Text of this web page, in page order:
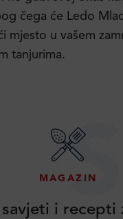
čega će Ledo
mjesto u vašem
tanjurima.
MAGAZIN
i recepti